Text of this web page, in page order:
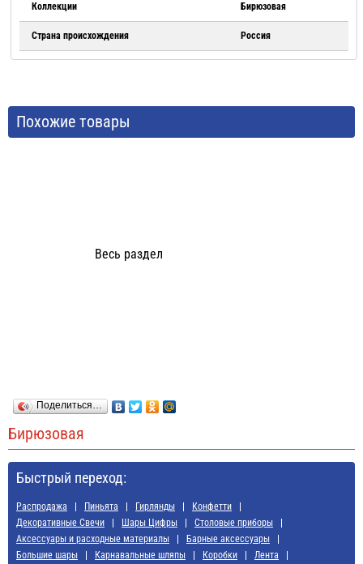
Коллекции Бирюзовая
Страна происхождения Россия
Похожие товары
Весь раздел
Поделиться…
Бирюзовая
Быстрый переход:
Распродажа Пиньята Гирлянды
Конфетти
Декоративные Свечи
Шары Цифры
Cтоловые приборы
Аксессуары и расходные материалы
Барные аксессуары
Большие шары
Карнавальные шляпы Коробки
Лента